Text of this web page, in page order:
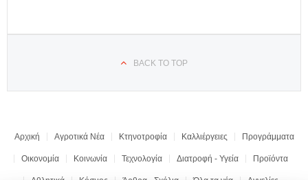
BACK TO TOP
Αρχική Αγροτικά Νέα Κτηνοτροφία Καλλιέργειες Προγράμματα
Οικονομία Κοινωνία Τεχνολογία Διατροφή - Υγεία Προϊόντα